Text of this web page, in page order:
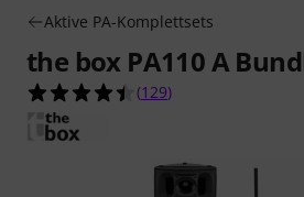
Aktive PA-Komplettsets
the box PA110 A
4.5 von 5 Sternen aus
(129)